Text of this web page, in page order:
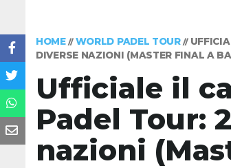
HOME// WORLD PADEL TOUR//
DIVERSE NAZIONI (MASTER FINAL A
Ufficiale il
Padel Tour:
nazioni